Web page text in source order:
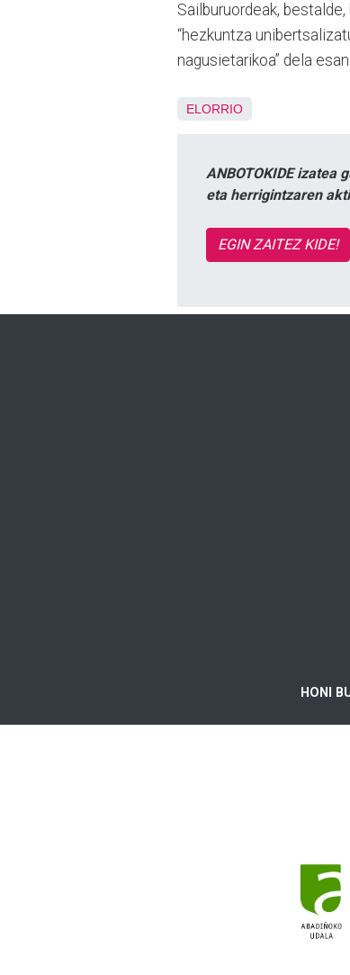
Sailburuordeak,
“hezkuntza
nagusietarikoa” dela
ELORRIO
ANBOTOKIDE izatea
eta herrigintzaren
EGIN ZAITEZ KIDE!
HONI